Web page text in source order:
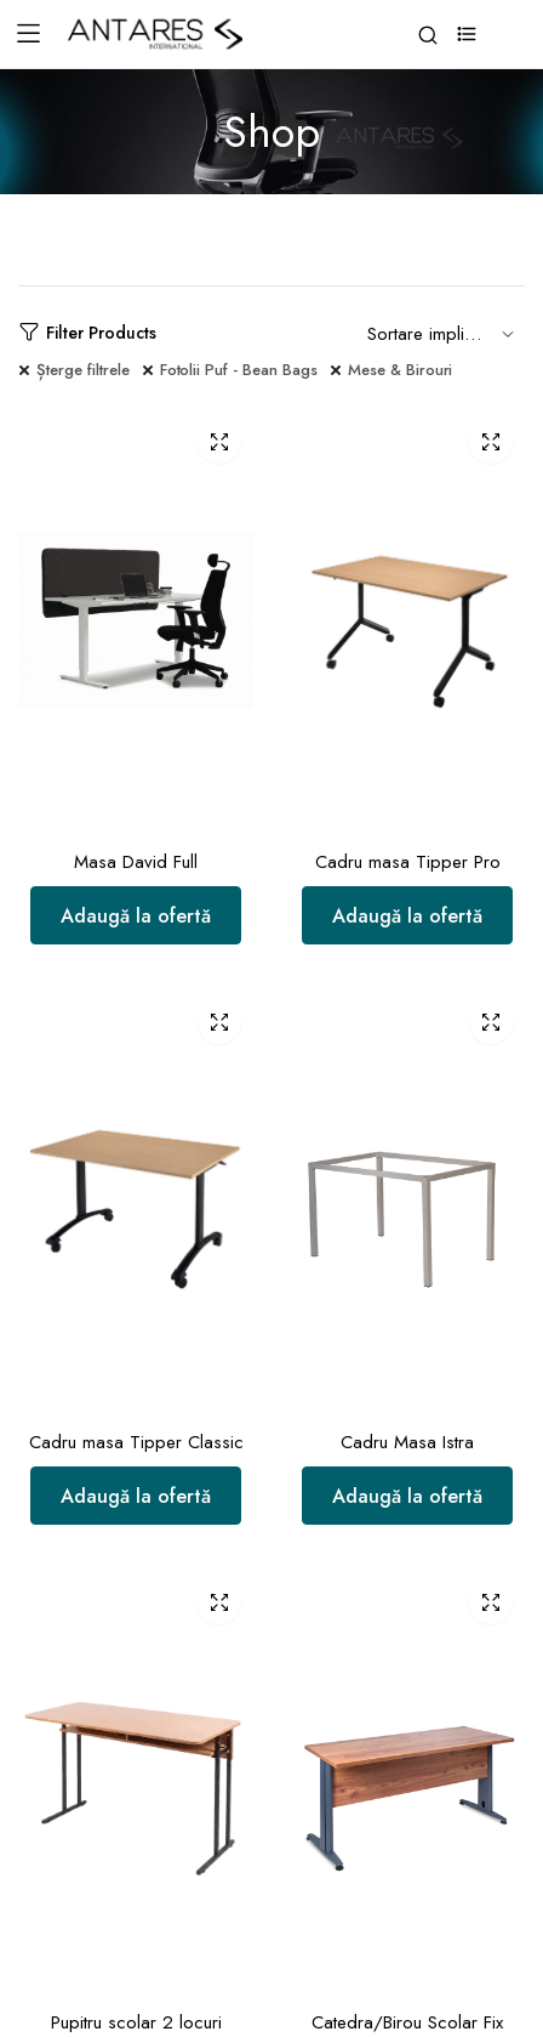
Shop
Filter Products
Șterge filtrele Fotolii Puf - Bean Bags Mese & Birouri
Masa David Full
Adaugă la ofertă
Cadru masa Tipper Pro
Adaugă la ofertă
Cadru masa Tipper Classic
Adaugă la ofertă
Cadru Masa Istra
Adaugă la ofertă
Pupitru scolar 2 locuri Catedra/Birou Scolar Fix